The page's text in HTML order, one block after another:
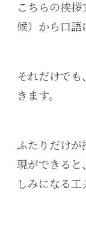
こちらの挨
候）から口語
それだけで
きます。
ふたりだけが
現ができると
しみになる工